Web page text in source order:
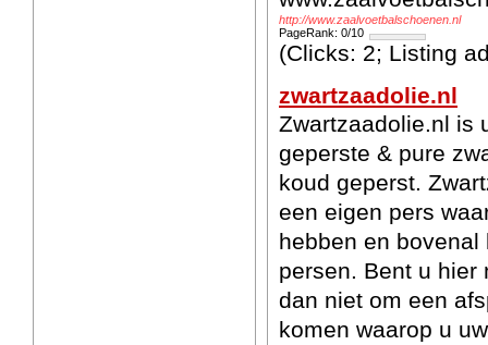
http://www.zaalvoetbalschoenen.nl
PageRank: 0/10
(Clicks: 2; Listing
zwartzaadolie.nl
Zwartzaadolie.nl is
geperste & pure
koud geperst.
een eigen pers
hebben en
persen. Bent u hier
dan niet om een
komen waarop u